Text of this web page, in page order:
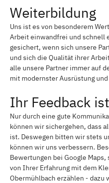
Weiterbildung
Uns ist es von besonderem
Arbeit einwandfrei und schnell
gesichert, wenn sich unsere
und sich die Qualität ihrer
alle unsere Partner immer auf
mit modernster Ausrüstung
Ihr Feedback
Nur durch eine gute
können wir sichergehen, dass
ist. Deswegen bitten wir stets
können wir uns verbessern.
Bewertungen bei Google Maps,
von Ihrer Erfahrung mit dem
Obermühlbach erzählen - dazu